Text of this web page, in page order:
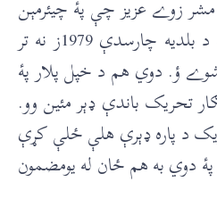
مشر زوے عزيز چې پۀ چيئرمېن
عزيز باندې مشهور ؤ هغه د بلديه چارسدې 1979ز نه تر
شوے ؤ. دوي هم د خپل پلار پۀ
تحريک باندې ډېر مئين وو.
د پاره ډېرې هلې ځلې کړې
به هم ځان له يومضمون